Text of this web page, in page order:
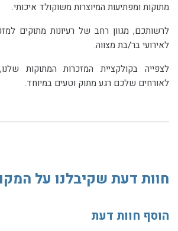
מתוקות ומפתיעות המיוצרות משוקולד איכותי.
לרשותכם, מגוון רחב של רעיונות מתוקים
לאירועי בר/בת מצווה.
לצפייה בקולקציית המזכרות המתוקות שלנו,
לאורחים שלכם רגע מתוק וטעים במיוחד.
חוות דעת שקיבלנו על
הוסף חוות דעת